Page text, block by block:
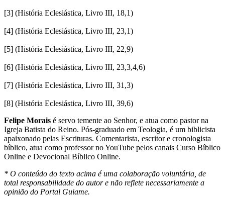
[3] (História Eclesiástica, Livro III, 18,1)
[4] (História Eclesiástica, Livro III, 23,1)
[5] (História Eclesiástica, Livro III, 22,9)
[6] (História Eclesiástica, Livro III, 23,3,4,6)
[7] (História Eclesiástica, Livro III, 31,3)
[8] (História Eclesiástica, Livro III, 39,6)
Felipe Morais é servo temente ao Senhor, e atua como pastor na
Igreja Batista do Reino. Pós-graduado em Teologia, é um biblicista
apaixonado pelas Escrituras. Comentarista, escritor e cronologista
bíblico, atua como professor no YouTube pelos canais Curso Bíblico
Online e Devocional Bíblico Online.
* O conteúdo do texto acima é uma colaboração voluntária, de
total responsabilidade do autor e não reflete necessariamente a
opinião do Portal Guiame.